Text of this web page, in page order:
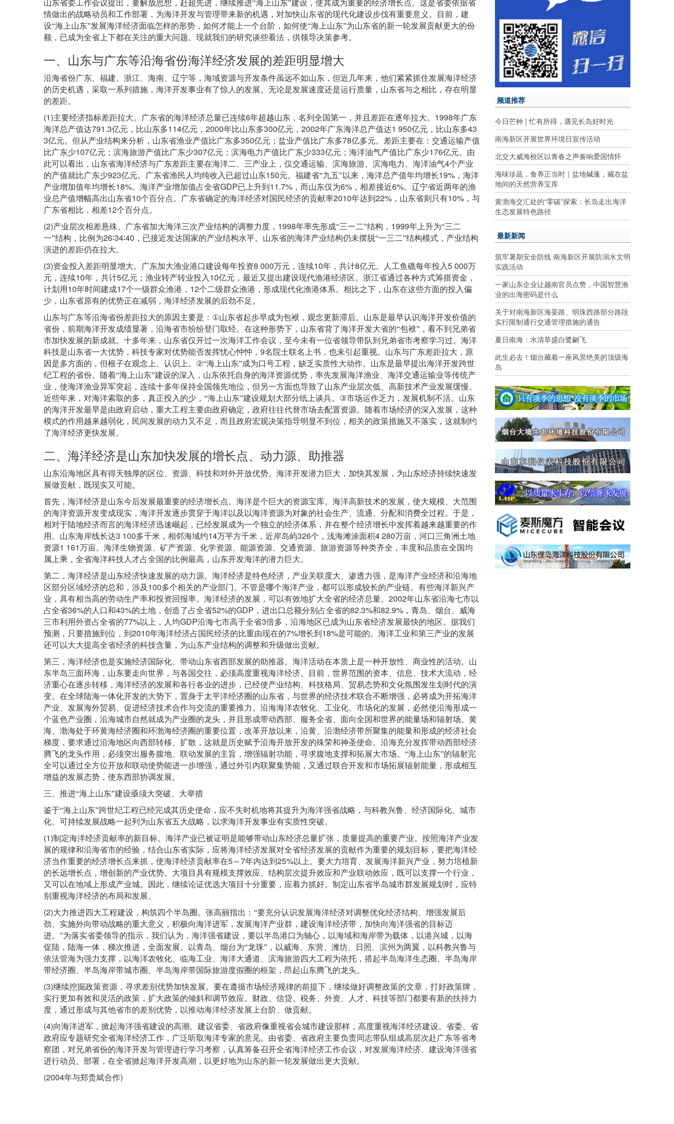
山东省委工作会议提出，要解放思想，赶超先进，继续推进“海上山东”建设，使其成为重要的经济增长点。这是省委依据省
情做出的战略动员和工作部署，为海洋开发与管理带来新的机遇，对加快山东省的现代化建设步伐有重要意义。目前，建
设“海上山东”发展海洋经济面临怎样的形势，如何才能上一个台阶，如何使“海上山东”为山东省的新一轮发展贡献更大的份
额，已成为全省上下都在关注的重大问题。现就我们的研究谈些看法，供领导决策参考。
一、山东与广东等沿海省份海洋经济发展的差距明显增大
沿海省份广东、福建、浙江、海南、辽宁等，海域资源与开发条件虽远不如山东，但近几年来，他们紧紧抓住发展海洋经济
的历史机遇，采取一系列措施，海洋开发事业有了惊人的发展。无论是发展速度还是运行质量，山东省与之相比，存在明显
的差距。
(1)主要经济指标差距拉大。广东省的海洋经济总量已连续6年超越山东，名列全国第一，并且差距在逐年拉大。 1998年广东
海洋总产值达791.3亿元，比山东多114亿元， 2000年比山东多300亿元， 2002年广东海洋总产值达1 950亿元，比山东多43
3亿元。但从产业结构来分析，山东省渔业产值比广东多350亿元；盐业产值比广东多78亿多元。差距主要在：交通运输产值
比广东少107亿元；滨海旅游产值比广东少307亿元；滨海电力产值比广东少333亿元；海洋油气产值比广东少176亿元。由
此可以看出，山东省海洋经济与广东差距主要在海洋二、三产业上，仅交通运输、滨海旅游、滨海电力、海洋油气4个产业
的产值就比广东少923亿元。广东省渔民人均纯收入已超过山东150元。福建省“九五”以来，海洋总产值年均增长19% ，海洋
产业增加值年均增长18%。海洋产业增加值占全省GDP已上升到 11.7% ，而山东仅为6% ，相差接近6%。辽宁省近两年的渔
业总产值增幅高出山东省10个百分点。广东省确定的海洋经济对国民经济的贡献率2010年达到 22% ，山东省则只有10% ，与
广东省相比，相差12个百分点。
(2)产业层次相差悬殊。广东省加大海洋三次产业结构的调整力度， 1998年率先形成“三一二”结构， 1999年上升为“三二
一”结构，比例为26∶34∶40 ，已接近发达国家的产业结构水平。山东省的海洋产业结构仍未摆脱“一三二”结构模式，产业结构
演进的差距仍在拉大。
(3)资金投入差距明显增大。广东加大渔业港口建设每年投资8 000万元，连续10年，共计8亿元。人工鱼礁每年投入5 000万
元，连续10年，共计5亿元；渔业转产转业投入 10亿元，最近又提出建设现代渔港经济区。浙江省通过各种方式筹措资金，
计划用 10年时间建成17个一级群众渔港， 12个二级群众渔港，形成现代化渔港体系。相比之下，山东在这些方面的投入偏
少，山东省原有的优势正在减弱，海洋经济发展的后劲不足。
山东与广东等沿海省份差距拉大的原因主要是： ①山东省起步早成为包袱，观念更新滞后。山东是最早认识海洋开发价值的
省份，前期海洋开发成绩显著，沿海省市纷纷登门取经。在这种形势下，山东省背了海洋开发大省的“包袱” ，看不到兄弟省
市加快发展的新成就。十多年来，山东省仅开过一次海洋工作会议，至今未有一位省领导带队到兄弟省市考察学习过。海洋
科技是山东省一大优势，科技专家对优势能否发挥忧心忡忡， 9名院士联名上书，也未引起重视。山东与广东差距拉大，原
因是多方面的，但根子在观念上、认识上。 ②“海上山东”成为口号工程，缺乏实质性大动作。山东是最早提出海洋开发跨世
纪工程的省份。随着“海上山东”建设的深入，山东依托自身的海洋资源优势，率先发展海洋渔业、海洋交通运输业等传统产
业，使海洋渔业异军突起，连续十多年保持全国领先地位，但另一方面也导致了山东产业层次低、高新技术产业发展缓慢。
近些年来，对海洋索取的多，真正投入的少， “海上山东”建设规划大部分纸上谈兵。 ③市场运作乏力，发展机制不活。山东
的海洋开发最早是由政府启动，重大工程主要由政府确定，政府往往代替市场去配置资源。随着市场经济的深入发展，这种
模式的作用越来越弱化，民间发展的动力又不足，而且政府宏观决策指导明显不到位，相关的政策措施又不落实，这就制约
了海洋经济更快发展。
二、海洋经济是山东加快发展的增长点、动力源、助推器
山东沿海地区具有得天独厚的区位、资源、科技和对外开放优势。海洋开发潜力巨大，加快其发展，为山东经济持续快速发
展做贡献，既现实又可能。
首先，海洋经济是山东今后发展最重要的经济增长点。海洋是个巨大的资源宝库。海洋高新技术的发展，使大规模、大范围
的海洋资源开发变成现实，海洋开发逐步贯穿于海洋以及以海洋资源为对象的社会生产、流通、分配和消费全过程。于是，
相对于陆地经济而言的海洋经济迅速崛起，已经发展成为一个独立的经济体系，并在整个经济增长中发挥着越来越重要的作
用。山东海岸线长达3 100多千米，相邻海域约14万平方千米，近岸岛屿326个，浅海滩涂面积4 280万亩，河口三角洲土地
资源1 161万亩。海洋生物资源、矿产资源、化学资源、能源资源、交通资源、旅游资源等种类齐全，丰度和品质在全国均
属上乘，全省海洋科技人才占全国的比例最高，山东开发海洋的潜力巨大。
第二，海洋经济是山东经济快速发展的动力源。海洋经济是特色经济，产业关联度大、渗透力强，是海洋产业经济和沿海地
区部分区域经济的总和，涉及 100多个相关的产业部门。不管是哪个海洋产业，都可以形成较长的产业链。有些海洋新兴产
业，具有相当高的劳动生产率和投资回报率。海洋经济的发展，可以有效地扩大全省的经济总量。 2002年山东省沿海七市以
占全省36%的人口和43%的土地，创造了占全省52%的GDP ，进出口总额分别占全省的82.3%和82.9% ，青岛、烟台、威海
三市利用外资占全省的77%以上，人均GDP沿海七市高于全省3倍多，沿海地区已成为山东省经济发展最快的地区。据我们
预测，只要措施到位，到 2010年海洋经济占国民经济的比重由现在的7%增长到 18%是可能的。海洋工业和第三产业的发展
还可以大大提高全省经济的科技含量，为山东产业结构的调整和升级做出贡献。
第三，海洋经济也是实施经济国际化、带动山东省西部发展的助推器。海洋活动在本质上是一种开放性、商业性的活动。山
东半岛三面环海，山东要走向世界，与各国交往，必须高度重视海洋经济。目前，世界范围的资本、信息、技术大流动，经
济重心在逐步转移，海洋经济的发展和各行各业的进步，已经使产业结构、科技格局、贸易态势和文化氛围发生划时代的演
变。在全球陆海一体化开发的大势下，置身于太平洋经济圈的山东省，与世界的经济技术联合不断增强，必将成为开拓海洋
产业、发展海外贸易、促进经济技术合作与交流的重要推力。沿海海洋农牧化、工业化、市场化的发展，必然使沿海形成一
个蓝色产业圈，沿海城市自然就成为产业圈的龙头，并且形成带动西部、服务全省、面向全国和世界的能量场和辐射场。黄
海、渤海处于环黄海经济圈和环渤海经济圈的重要位置，改革开放以来，沿黄、沿渤经济带所聚集的能量和形成的经济社会
梯度，要求通过沿海地区向西部转移、扩散，这就是历史赋予沿海开放开发的殊荣和神圣使命。沿海充分发挥带动西部经济
腾飞的龙头作用，必须突出服务腹地、联动发展的主旨，增强辐射功能，寻求腹地支撑和拓展大市场。 “海上山东”的辐射完
全可以通过全方位开放和联动使势能进一步增强，通过外引内联聚集势能，又通过联合开发和市场拓展辐射能量，形成相互
增益的发展态势，使东西部协调发展。
三、推进“海上山东”建设亟须大突破、大举措
鉴于“海上山东”跨世纪工程已经完成其历史使命，应不失时机地将其提升为海洋强省战略，与科教兴鲁、经济国际化、城市
化、可持续发展战略一起列为山东省五大战略，以求海洋开发事业有实质性突破。
(1)制定海洋经济贡献率的新目标。海洋产业已被证明是能够带动山东经济总量扩张，质量提高的重要产业。按照海洋产业发
展的规律和沿海省市的经验，结合山东省实际，应将海洋经济发展对全省经济发展的贡献作为重要的规划目标，要把海洋经
济当作重要的经济增长点来抓，使海洋经济贡献率在5～7年内达到 25%以上。要大力培育、发展海洋新兴产业，努力培植新
的长远增长点，增创新的产业优势。大项目具有规模支撑效应、结构层次提升效应和产业联动效应，既可以支撑一个行业，
又可以在地域上形成产业城。因此，继续论证优选大项目十分重要，应着力抓好。制定山东省半岛城市群发展规划时，应特
别重视海洋经济的布局和发展。
(2)大力推进四大工程建设，构筑四个半岛圈。张高丽指出： “要充分认识发展海洋经济对调整优化经济结构、增强发展后
劲、实施外向带动战略的重大意义，积极向海洋进军，发展海洋产业群，建设海洋经济带，加快向海洋强省的目标迈
进。 ”为落实省委领导的指示，我们认为，海洋强省建设，要以半岛港口为轴心，以海域和海岸带为载体，以港兴城，以海
促陆，陆海一体，梯次推进，全面发展。以青岛、烟台为“龙珠” ，以威海、东营、潍坊、日照、滨州为两翼，以科教兴鲁与
依法管海为强力支撑，以海洋农牧化、临海工业、海洋大通道、滨海旅游四大工程为依托，搭起半岛海洋生态圈、半岛海岸
带经济圈、半岛海岸带城市圈、半岛海岸带国际旅游度假圈的框架，昂起山东腾飞的龙头。
(3)继续挖掘政策资源，寻求差别优势加快发展。要在遵循市场经济规律的前提下，继续做好调整政策的文章，打好政策牌，
实行更加有效和灵活的政策，扩大政策的倾斜和调节效应。财政、信贷、税务、外资、人才、科技等部门都要有新的扶持力
度，通过形成与其他省市的差别优势，以推动海洋经济发展上台阶、做贡献。
(4)向海洋进军，掀起海洋强省建设的高潮。建议省委、省政府像重视省会城市建设那样，高度重视海洋经济建设。省委、省
政府应专题研究全省海洋经济工作，广泛听取海洋专家的意见。由省委、省政府主要负责同志带队组成高层次赴广东等省考
察团，对兄弟省份的海洋开发与管理进行学习考察，认真筹备召开全省海洋经济工作会议，对发展海洋经济、建设海洋强省
进行动员、部署，在全省掀起海洋开发高潮，以更好地为山东的新一轮发展做出更大贡献。
(2004年与郑贵斌合作)
频道推荐
今日芒种 | 忙有所得，遇见长岛好时光
南海新区开展世界环境日宣传活动
北交大威海校区以青春之声奏响爱国情怀
海味珍蔬，食养正当时｜盐地碱蓬，藏在盐
地间的天然营养宝库
黄渤海交汇处的“零碳”探索：长岛走出海洋
生态发展特色路径
最新新闻
筑牢暑期安全防线 南海新区开展防溺水文明
实践活动
一家山东企业让越南官员点赞，中国智慧渔
业的出海密码是什么
关于对南海新区海晏路、明珠西路部分路段
实行限制通行交通管理措施的通告
夏日南海：水清草盛白鹭翩飞
此生必去！烟台藏着一座风景绝美的顶级海
岛